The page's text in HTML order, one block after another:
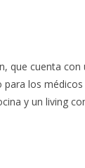
que cuenta con
los médicos
y un living